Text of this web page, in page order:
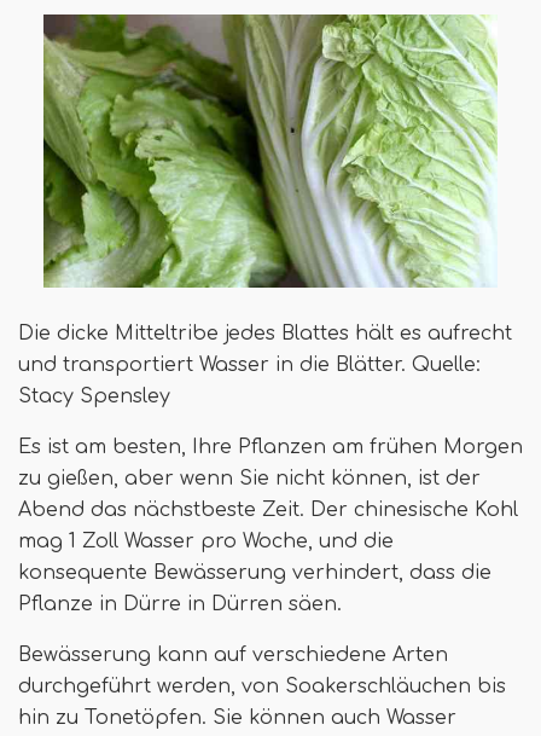
Die dicke Mitteltribe jedes Blattes hält es aufrecht
und transportiert Wasser in die Blätter. Quelle:
Stacy Spensley
Es ist am besten, Ihre Pflanzen am frühen Morgen
zu gießen, aber wenn Sie nicht können, ist der
Abend das nächstbeste Zeit. Der chinesische Kohl
mag 1 Zoll Wasser pro Woche, und die
konsequente Bewässerung verhindert, dass die
Pflanze in Dürre in Dürren säen.
Bewässerung kann auf verschiedene Arten
durchgeführt werden, von Soakerschläuchen bis
hin zu Tonetöpfen. Sie können auch Wasser